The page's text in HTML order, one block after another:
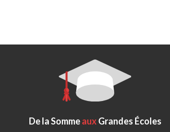
De la Sommeaux Grandes Écoles